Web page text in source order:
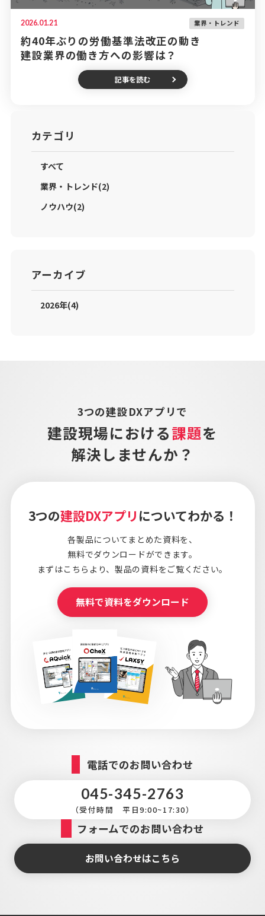
2026.01.21 業界・トレンド
約40年ぶりの労働基準法改正の動き
建設業界の働き方への影響は？
記事を読む
カテゴリ
すべて
業界・トレンド(2)
ノウハウ(2)
アーカイブ
2026年(4)
3つの建設DXアプリで
建設現場における課題を
解決しませんか？
3つの建設DXアプリ についてわかる！
各製品についてまとめた資料を、
無料でダウンロードができます。
まずはこちらより、製品の資料をご覧ください。
無料で資料をダウンロード
電話でのお問い合わせ
045-345-2763
（受付時間 平日9:00~17:30）
フォームでのお問い合わせ
お問い合わせはこちら